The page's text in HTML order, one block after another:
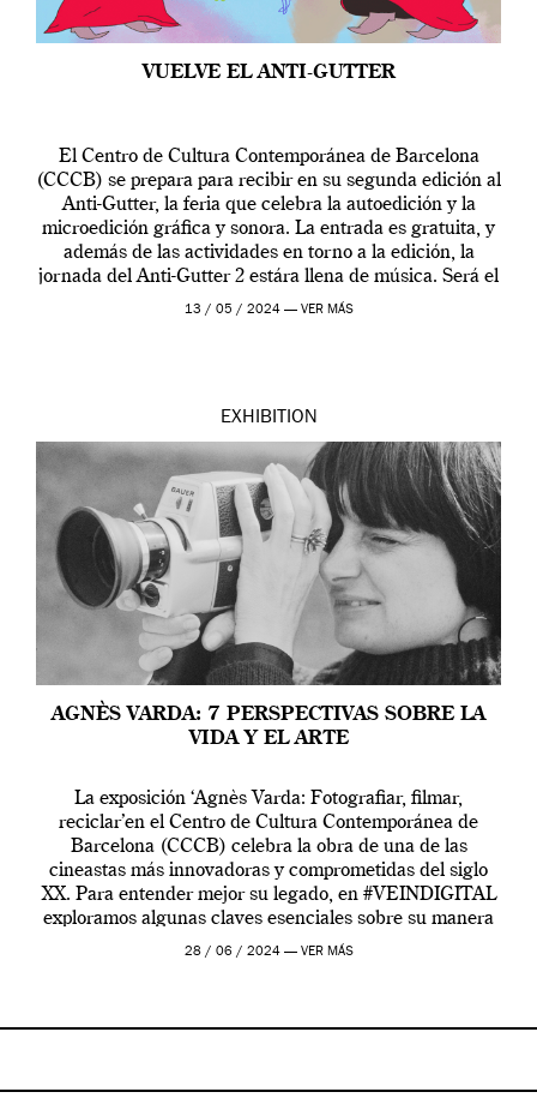
VUELVE EL ANTI-GUTTER
El Centro de Cultura Contemporánea de Barcelona
(CCCB) se prepara para recibir en su segunda edición al
Anti-Gutter, la feria que celebra la autoedición y la
microedición gráfica y sonora. La entrada es gratuita, y
además de las actividades en torno a la edición, la
jornada del Anti-Gutter 2 estára llena de música. Será el
[…]
13 / 05 / 2024 — VER MÁS
EXHIBITION
AGNÈS VARDA: 7 PERSPECTIVAS SOBRE LA
VIDA Y EL ARTE
La exposición ‘Agnès Varda: Fotografiar, filmar,
reciclar’en el Centro de Cultura Contemporánea de
Barcelona (CCCB) celebra la obra de una de las
cineastas más innovadoras y comprometidas del siglo
XX. Para entender mejor su legado, en #VEINDIGITAL
exploramos algunas claves esenciales sobre su manera
de entender la vida, el cine y el arte contemporáneo.
28 / 06 / 2024 — VER MÁS